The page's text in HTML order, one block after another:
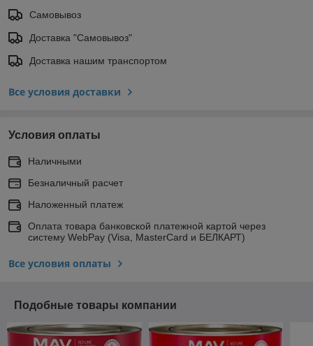
Самовывоз
Доставка "Самовывоз"
Доставка нашим транспортом
Все условия доставки
Условия оплаты
Наличными
Безналичный расчет
Наложенный платеж
Оплата товара банковской платежной картой через
систему WebPay (Visa, MasterCard и БЕЛКАРТ)
Все условия оплаты
Подобные товары компании